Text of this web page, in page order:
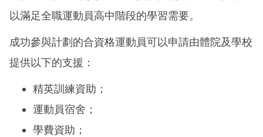
以滿足全職運動員高中階段的學習需要。
成功參與計劃的合資格運動員可以申請由體院及學校
提供以下的支援：
精英訓練資助；
運動員宿舍；
學費資助；